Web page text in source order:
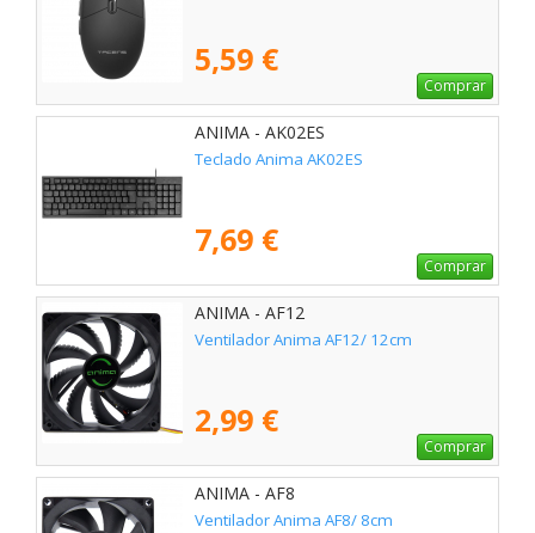
5,59 €
Comprar
ANIMA - AK02ES
Teclado Anima AK02ES
7,69 €
Comprar
ANIMA - AF12
Ventilador Anima AF12/ 12cm
2,99 €
Comprar
ANIMA - AF8
Ventilador Anima AF8/ 8cm